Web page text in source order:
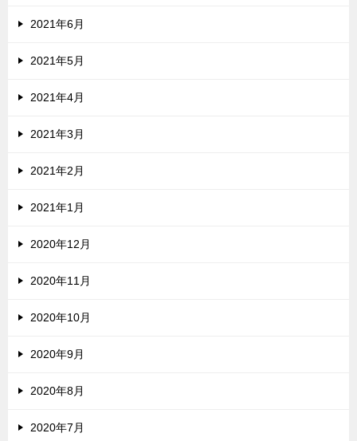
2021年6月
2021年5月
2021年4月
2021年3月
2021年2月
2021年1月
2020年12月
2020年11月
2020年10月
2020年9月
2020年8月
2020年7月